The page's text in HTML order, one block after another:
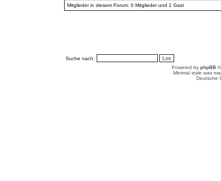
Mitglieder in diesem Forum: 0 Mitglieder und 1 Gast
Suche nach:
Powered by phpBB
Minimal style was
Deutsche